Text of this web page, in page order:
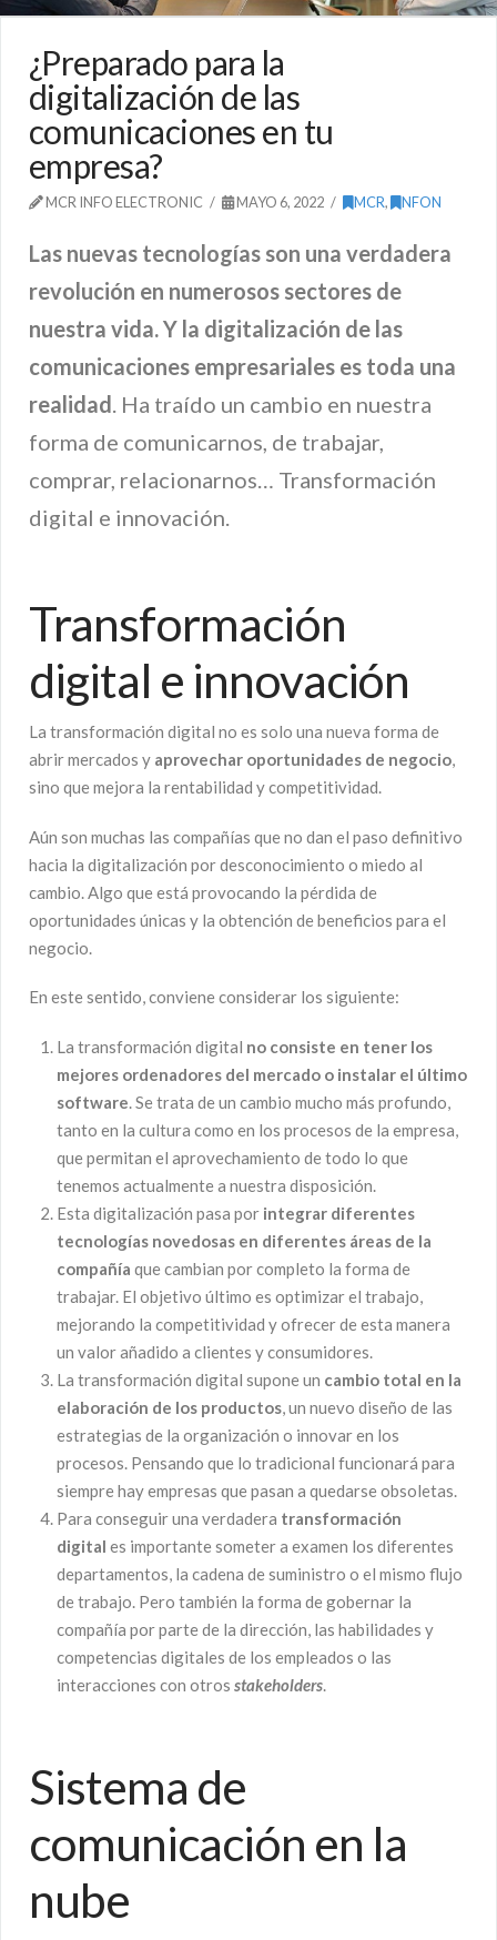
¿Preparado para la
digitalización de las
comunicaciones en tu
empresa?
MCR INFO ELECTRONIC MAYO 6, 2022 MCR, NFON
Las nuevas tecnologías son una verdadera
revolución en numerosos sectores de
nuestra vida. Y la digitalización de las
comunicaciones empresariales es toda una
realidad . Ha traído un cambio en nuestra
forma de comunicarnos, de trabajar,
comprar, relacionarnos… Transformación
digital e innovación.
Transformación
digital e innovación
La transformación digital no es solo una nueva forma de
abrir mercados y aprovechar oportunidades de negocio,
sino que mejora la rentabilidad y competitividad.
Aún son muchas las compañías que no dan el paso definitivo
hacia la digitalización por desconocimiento o miedo al
cambio. Algo que está provocando la pérdida de
oportunidades únicas y la obtención de beneficios para el
negocio.
En este sentido, conviene considerar los siguiente:
La transformación digital no consiste en tener los
mejores ordenadores del mercado o instalar el último
software. Se trata de un cambio mucho más profundo,
tanto en la cultura como en los procesos de la empresa,
que permitan el aprovechamiento de todo lo que
tenemos actualmente a nuestra disposición.
Esta digitalización pasa por integrar diferentes
tecnologías novedosas en diferentes áreas de la
compañía que cambian por completo la forma de
trabajar. El objetivo último es optimizar el trabajo,
mejorando la competitividad y ofrecer de esta manera
un valor añadido a clientes y consumidores.
La transformación digital supone un cambio total en la
elaboración de los productos, un nuevo diseño de las
estrategias de la organización o innovar en los
procesos. Pensando que lo tradicional funcionará para
siempre hay empresas que pasan a quedarse obsoletas.
Para conseguir una verdadera transformación
digital es importante someter a examen los diferentes
departamentos, la cadena de suministro o el mismo flujo
de trabajo. Pero también la forma de gobernar la
compañía por parte de la dirección, las habilidades y
competencias digitales de los empleados o las
interacciones con otros stakeholders.
Sistema de
comunicación en la
nube